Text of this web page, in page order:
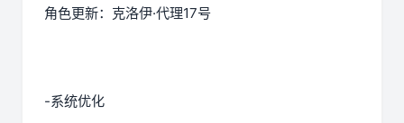
角色更新：克洛伊·代理17号
-系统优化